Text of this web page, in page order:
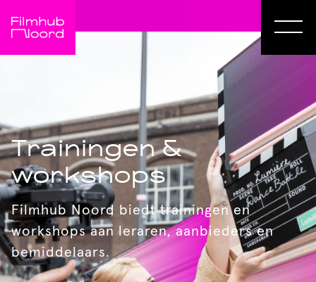
Trainingen &
workshops
Filmhub Noord biedt trainingen en
workshops aan leraren, aanbieders en
bemiddelaars.